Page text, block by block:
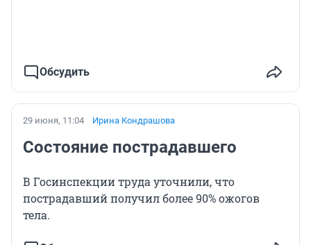
Обсудить
29 июня, 11:04 Ирина Кондрашова
Состояние пострадавшего
В Госинспекции труда уточнили, что
пострадавший получил более 90% ожогов
тела.